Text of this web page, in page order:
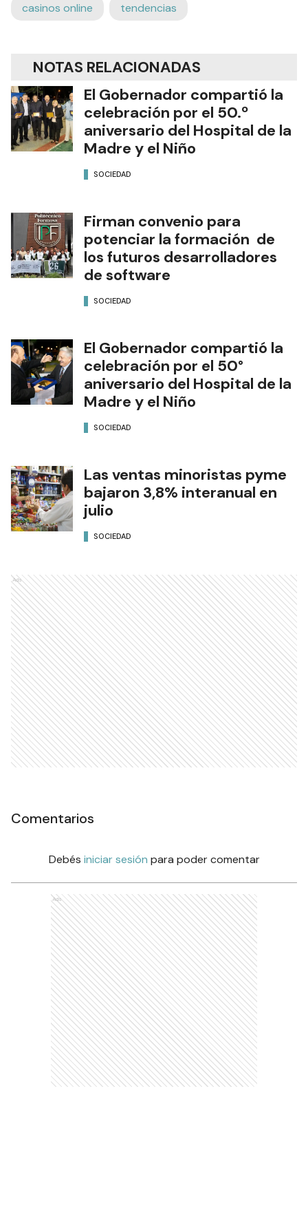
casinos online tendencias
NOTAS RELACIONADAS
El Gobernador compartió la
celebración por el 50.º
aniversario del Hospital de la
Madre y el Niño
SOCIEDAD
Firman convenio para
potenciar la formación de
los futuros desarrolladores
de software
SOCIEDAD
El Gobernador compartió la
celebración por el 50°
aniversario del Hospital de la
Madre y el Niño
SOCIEDAD
Las ventas minoristas pyme
bajaron 3,8% interanual en
julio
SOCIEDAD
Ads
Comentarios
Debés iniciar sesión para poder comentar
Ads